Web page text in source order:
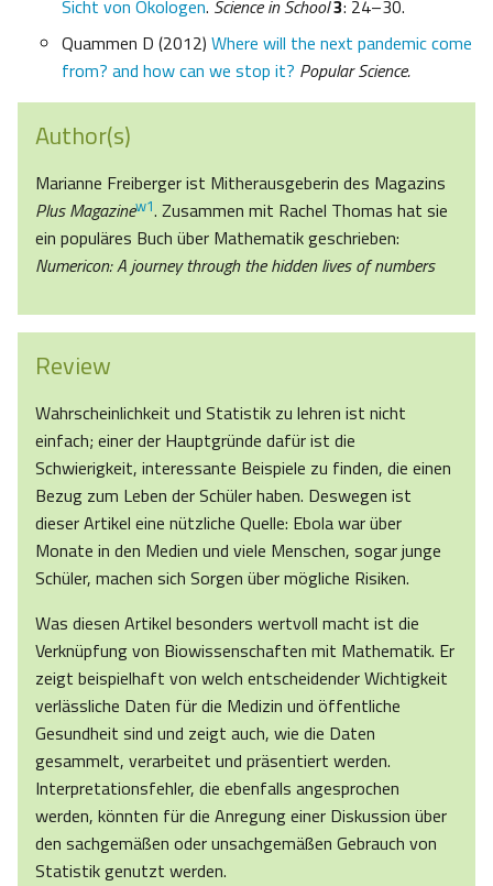
Sicht von Ökologen. Science in School3: 24–30.
Quammen D (2012) Where will the next pandemic come
from? and how can we stop it? Popular Science.
Author(s)
Marianne Freiberger ist Mitherausgeberin des Magazins
Plus Magazinew1. Zusammen mit Rachel Thomas hat sie
ein populäres Buch über Mathematik geschrieben:
Numericon: A journey through the hidden lives of numbers
Review
Wahrscheinlichkeit und Statistik zu lehren ist nicht
einfach; einer der Hauptgründe dafür ist die
Schwierigkeit, interessante Beispiele zu finden, die einen
Bezug zum Leben der Schüler haben. Deswegen ist
dieser Artikel eine nützliche Quelle: Ebola war über
Monate in den Medien und viele Menschen, sogar junge
Schüler, machen sich Sorgen über mögliche Risiken.
Was diesen Artikel besonders wertvoll macht ist die
Verknüpfung von Biowissenschaften mit Mathematik. Er
zeigt beispielhaft von welch entscheidender Wichtigkeit
verlässliche Daten für die Medizin und öffentliche
Gesundheit sind und zeigt auch, wie die Daten
gesammelt, verarbeitet und präsentiert werden.
Interpretationsfehler, die ebenfalls angesprochen
werden, könnten für die Anregung einer Diskussion über
den sachgemäßen oder unsachgemäßen Gebrauch von
Statistik genutzt werden.